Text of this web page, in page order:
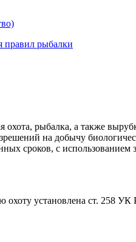
правил рыбалки
охота, рыбалка, а также
на добычу
сроков, с использованием
охоту установлена ст. 258